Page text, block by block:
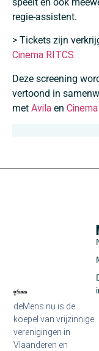
regie-assistent.
> Tickets zijn
Cinema RITCS
Deze screening
vertoond in
met Avila en
deMens.nu is de
koepel van vrijzinnige
verenigingen in
Vlaanderen en